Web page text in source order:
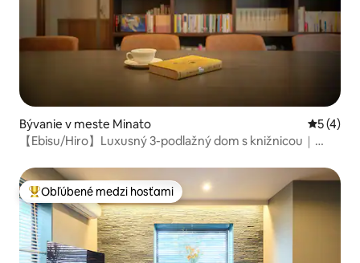
Bývanie v meste Minato
5 (4)
【Ebisu/Hiro】Luxusný 3-podlažný dom s knižnicou｜
Najobľúbenejšie medzi hosťami
Obľúbené medzi hosťami